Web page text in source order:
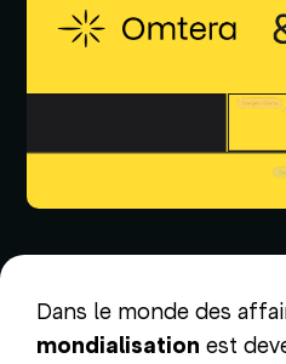
Dans le monde des
mondialisation est